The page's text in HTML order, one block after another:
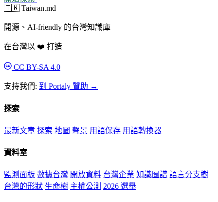
🇹🇼 Taiwan.md
開源、AI-friendly 的台灣知識庫
在台灣以 ❤️ 打造
CC BY-SA 4.0
支持我們: 到 Portaly 贊助 →
探索
最新文章 探索 地圖 聲景 用語保存 用語轉換器
資料室
監測面板 數據台灣 開放資料 台灣企業 知識圖譜 語言分支樹
台灣的形狀 生命樹 主權公測 2026 選舉